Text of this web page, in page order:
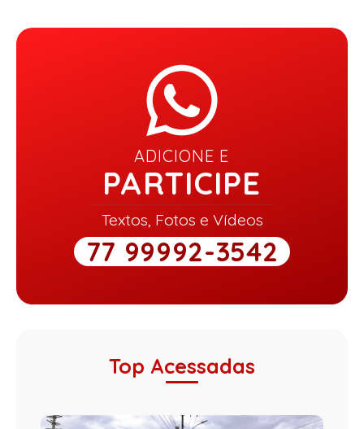
ADICIONE E
PARTICIPE
Textos, Fotos e Vídeos
77 99992-3542
Top Acessadas